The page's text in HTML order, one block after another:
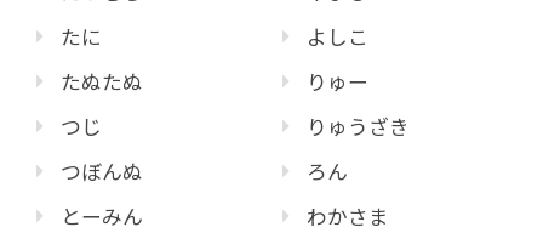
たに
たぬたぬ
つじ
つぼんぬ
とーみん
よしこ
りゅー
りゅうざき
ろん
わかさま